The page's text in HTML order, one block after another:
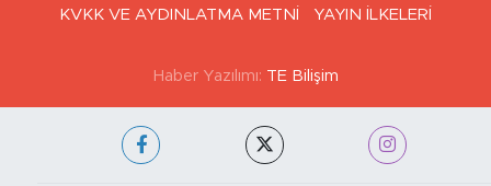
KVKK VE AYDINLATMA METNİ
YAYIN İLKELERİ
Haber Yazılımı: TE Bilişim